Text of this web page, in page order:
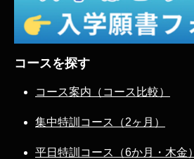
コースを探す
コース案内（コース比較）
集中特訓コース（2ヶ月）
平日特訓コース（6か月・木金）